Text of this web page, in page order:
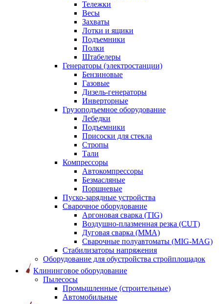
Тележки
Весы
Захваты
Лотки и ящики
Подъемники
Полки
Штабелеры
Генераторы (электростанции)
Бензиновые
Газовые
Дизель-генераторы
Инверторные
Грузоподъемное оборудование
Лебедки
Подъемники
Присоски для стекла
Стропы
Тали
Компрессоры
Автокомпрессоры
Безмасляные
Поршневые
Пуско-зарядные устройства
Сварочное оборудование
Аргоновая сварка (TIG)
Воздушно-плазменная резка (CUT)
Дуговая сварка (ММА)
Сварочные полуавтоматы (MIG-MAG)
Стабилизаторы напряжения
Оборудование для обустройства стройплощадок
Клининговое оборудование
Пылесосы
Промышленные (строительные)
Автомобильные